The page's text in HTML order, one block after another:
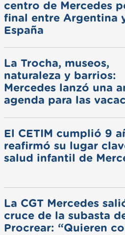
centro de Mercedes
final entre Argentina
España
La Trocha, museos,
naturaleza y barrios:
Mercedes lanzó una
agenda para las
El CETIM cumplió 9
reafirmó su lugar
salud infantil de
La CGT Mercedes
cruce de la subasta
Procrear: “Quieren